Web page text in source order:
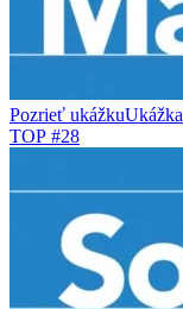
Pozrieť ukážkuUkážka
TOP #28